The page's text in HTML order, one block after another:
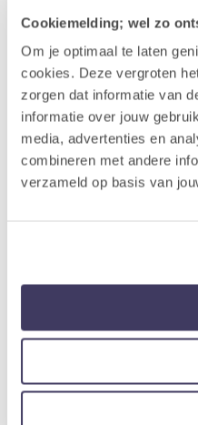
Cookiemelding; wel zo
Om je optimaal te laten
cookies. Deze vergroten
zorgen dat informatie van
informatie over jouw
media, advertenties en
combineren met andere
verzameld op basis van
Badenkaart kopen
Ik heb een voucher